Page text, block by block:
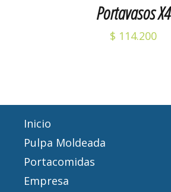
Portavasos X4
$ 114.200
Inicio
Pulpa Moldeada
Portacomidas
Empresa